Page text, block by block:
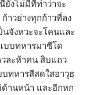
งไม่มีที่ท่าว่าจะ
าวย่างทุกก้าวที่ลง
จังหวะจะโคนและ
บบทหารมาซีโด
ละห้าคน สิบแถว
ทหารสีสดใสอาวุธ
านหน้า และอีกหก